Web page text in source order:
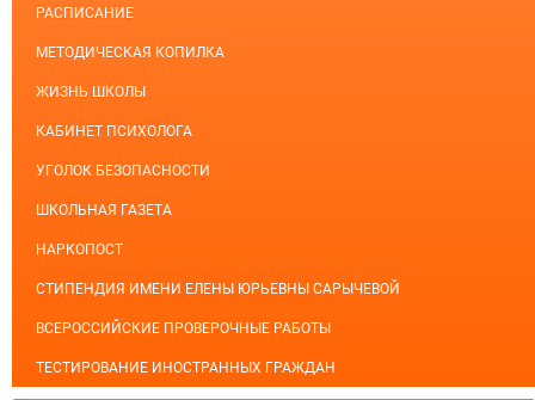
РАСПИСАНИЕ
МЕТОДИЧЕСКАЯ КОПИЛКА
ЖИЗНЬ ШКОЛЫ
КАБИНЕТ ПСИХОЛОГА
УГОЛОК БЕЗОПАСНОСТИ
ШКОЛЬНАЯ ГАЗЕТА
НАРКОПОСТ
СТИПЕНДИЯ ИМЕНИ ЕЛЕНЫ ЮРЬЕВНЫ САРЫЧЕВОЙ
ВСЕРОССИЙСКИЕ ПРОВЕРОЧНЫЕ РАБОТЫ
ТЕСТИРОВАНИЕ ИНОСТРАННЫХ ГРАЖДАН